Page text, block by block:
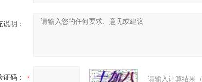
说明：
证码： 请输入计算结果